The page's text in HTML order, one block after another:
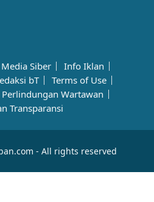
Siber
Info Iklan
bT
Terms of Use
Perlindungan Wartawan
Transparansi
- All rights reserved